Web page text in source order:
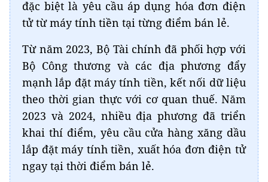
đặc biệt là yêu cầu áp dụng hóa đơn điện
tử từ máy tính tiền tại từng điểm bán lẻ.
Từ năm 2023, Bộ Tài chính đã phối hợp với
Bộ Công thương và các địa phương đẩy
mạnh lắp đặt máy tính tiền, kết nối dữ liệu
theo thời gian thực với cơ quan thuế. Năm
2023 và 2024, nhiều địa phương đã triển
khai thí điểm, yêu cầu cửa hàng xăng dầu
lắp đặt máy tính tiền, xuất hóa đơn điện tử
ngay tại thời điểm bán lẻ.